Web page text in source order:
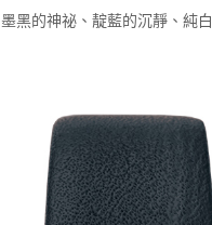
墨黑的神祕、靛藍的沉靜、純